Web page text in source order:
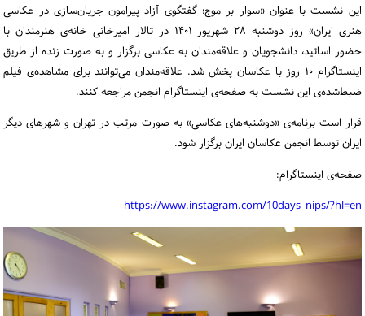
این نشست با عنوان «سوار بر موج؛ گفتگوی آزاد پیرامون جریان‌سازی در عکاسی
هنری ایران» روز دوشنبه ۲۸ شهریور ۱۴۰۱ در تالار امیرخانی خانه‌ی هنرمندان با
حضور اساتید، دانشجویان و علاقه‌مندان به عکاسی برگزار و به صورت زنده از طریق
اینستاگرام ۱۰ روز با عکاسان پخش شد. علاقه‌مندان می‌توانند برای مشاهده‌ی فیلم
ضبط‌شده‌ی این نشست به صفحه‌ی اینستاگرام انجمن مراجعه کنند.
قرار است برنامه‌ی «دوشنبه‌های عکاسی» به صورت مرتب در تهران و شهرهای دیگر
ایران توسط انجمن عکاسان ایران برگزار شود.
صفحه‌ی اینستاگرام:
https://www.instagram.com/10days_nips/?hl=en